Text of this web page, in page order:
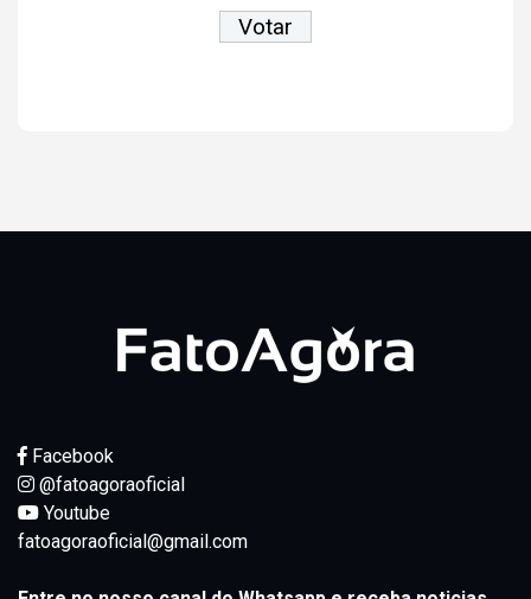
Facebook
@fatoagoraoficial
Youtube
fatoagoraoficial@gmail.com